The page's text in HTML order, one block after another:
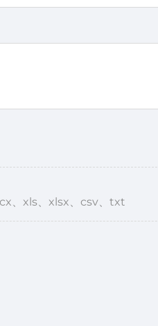
、xls、xlsx、csv、txt